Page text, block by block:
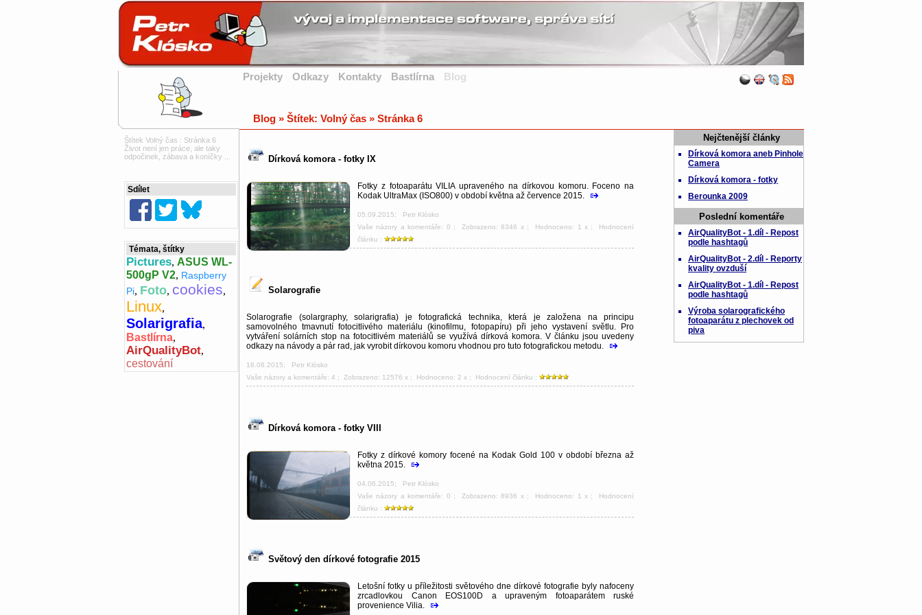
Projekty Odkazy Kontakty Bastlírna Blog
Blog » Štítek: Volný čas » Stránka 6
Štítek Volný čas : Stránka 6
Život není jen práce, ale taky
odpočinek, zábava a koníčky ...
Dírková komora - fotky IX
Fotky z fotoaparátu VILIA upraveného na dírkovou komoru. Foceno na
Kodak UltraMax (ISO800) v období května až července 2015.
05.09.2015; Petr Klósko
Vaše názory a komentáře: 0 ; Zobrazeno: 8346 x ; Hodnoceno: 1 x ; Hodnocení
článku :
Solarografie
Solarografie (solargraphy, solarigrafia) je fotografická technika, která je založena na principu
samovolného tmavnutí fotocitlivého materiálu (kinofilmu, fotopapíru) při jeho vystavení světlu. Pro
vytváření solárních stop na fotocitlivém materiálů se využívá dírková komora. V článku jsou uvedeny
odkazy na návody a pár rad, jak vyrobit dírkovou komoru vhodnou pro tuto fotografickou metodu.
18.08.2015; Petr Klósko
Vaše názory a komentáře: 4 ; Zobrazeno: 12576 x ; Hodnoceno: 2 x ; Hodnocení článku :
Dírková komora - fotky VIII
Fotky z dírkové komory focené na Kodak Gold 100 v období března až
května 2015.
04.06.2015; Petr Klósko
Vaše názory a komentáře: 0 ; Zobrazeno: 8936 x ; Hodnoceno: 1 x ; Hodnocení
článku :
Světový den dírkové fotografie 2015
Letošní fotky u příležitosti světového dne dírkové fotografie byly nafoceny
zrcadlovkou Canon EOS100D a upraveným fotoaparátem ruské
provenience Vilia.
Sdílet
Témata, štítky
Pictures, ASUS WL-
500gP V2, Raspberry
Pi, Foto, cookies,
Linux,
Solarigrafia,
Bastlírna,
AirQualityBot,
cestování
Nejčtenější články
Dírková komora aneb Pinhole
Camera
Dírková komora - fotky
Berounka 2009
Poslední komentáře
AirQualityBot - 1.díl - Repost
podle hashtagů
AirQualityBot - 2.díl - Reporty
kvality ovzduší
AirQualityBot - 1.díl - Repost
podle hashtagů
Výroba solarografického
fotoaparátu z plechovek od
piva